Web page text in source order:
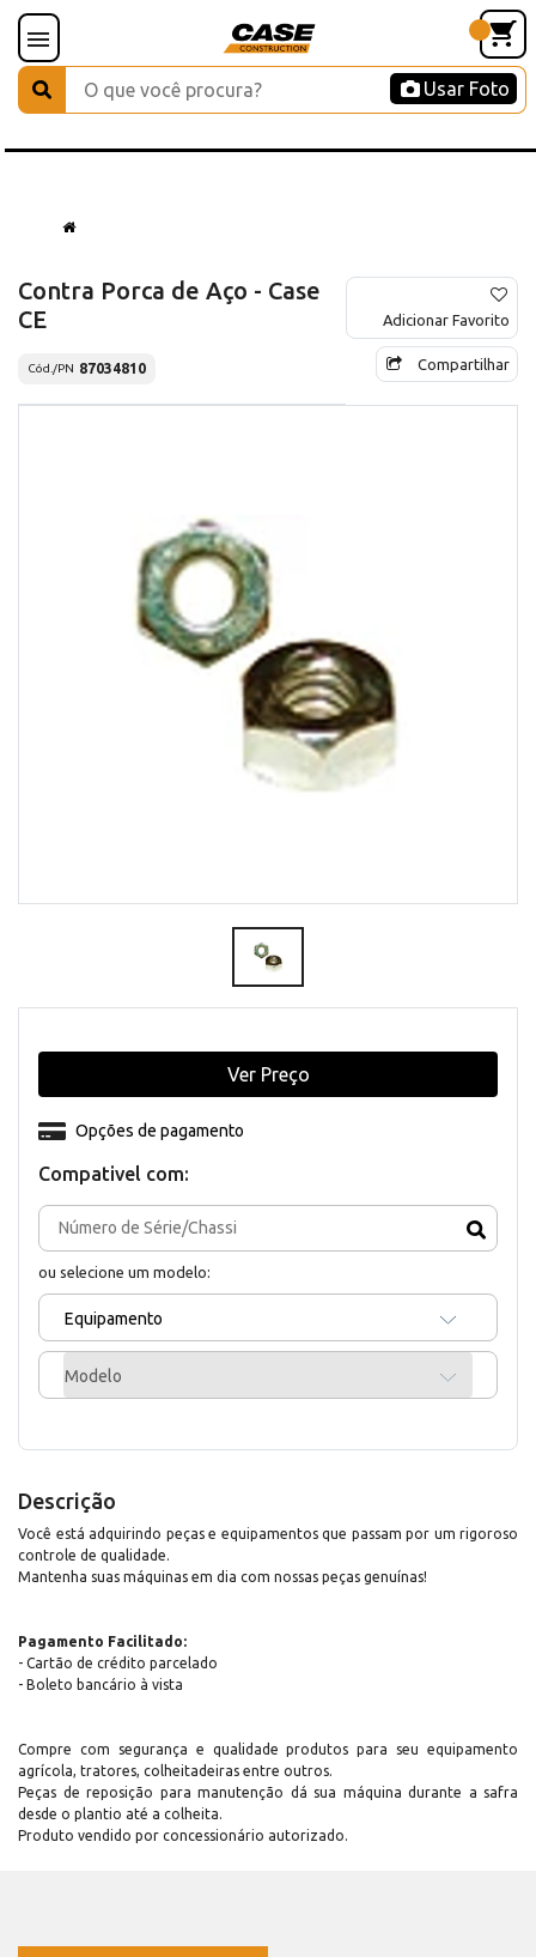
Usar Foto
Contra Porca de Aço - Case
CE
Cód./PN 87034810
Adicionar Favorito
Compartilhar
Compativel com:
ou selecione um modelo:
Equipamento
Modelo
Opções de pagamento
Ver Preço
Descrição
Você está adquirindo peças e equipamentos que passam por um rigoroso
controle de qualidade.
Mantenha suas máquinas em dia com nossas peças genuínas!
Pagamento Facilitado:
- Cartão de crédito parcelado
- Boleto bancário à vista
Compre com segurança e qualidade produtos para seu equipamento
agrícola, tratores, colheitadeiras entre outros.
Peças de reposição para manutenção dá sua máquina durante a safra
desde o plantio até a colheita.
Produto vendido por concessionário autorizado.